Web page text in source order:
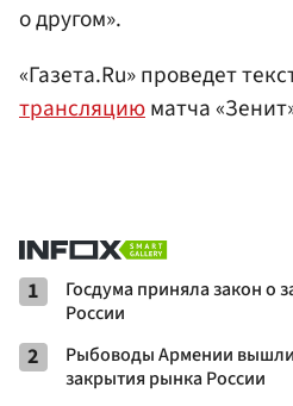
о другом».
«Газета.Ru» проведет
трансляциюматча
1
Госдума приняла закон о
России
2
Рыбоводы Армении вышли
закрытия рынка России